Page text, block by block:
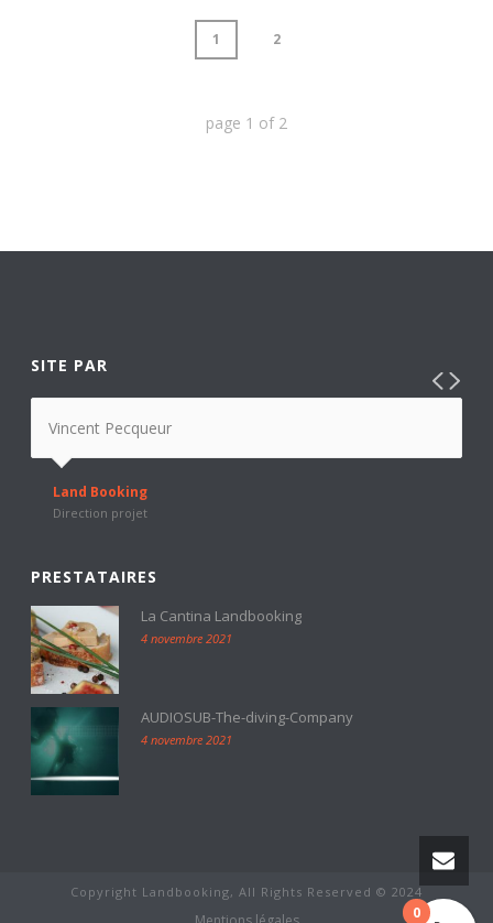
1 2
page 1 of 2
SITE PAR
Vincent Pecqueur
Land Booking
Direction projet
PRESTATAIRES
La Cantina Landbooking
4 novembre 2021
AUDIOSUB-The-diving-Company
4 novembre 2021
Copyright Landbooking, All Rights Reserved © 2024
0